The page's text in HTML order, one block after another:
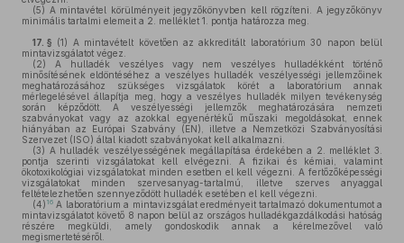
(5) A mintavétel körülményeit jegyzőkönyvben kell rögzíteni. A jegyzőkönyv
minimális tartalmi elemeit a 2. melléklet 1. pontja határozza meg.
17. § (1) A mintavételt követően az akkreditált laboratórium 30 napon belül
mintavizsgálatot végez.
(2) A hulladék veszélyes vagy nem veszélyes hulladékként történő
minősítésének eldöntéséhez a veszélyes hulladék veszélyességi jellemzőinek
meghatározásához szükséges vizsgálatok körét a laboratórium annak
mérlegelésével állapítja meg, hogy a veszélyes hulladék milyen tevékenység
során képződött. A veszélyességi jellemzők meghatározására nemzeti
szabványokat vagy az azokkal egyenértékű műszaki megoldásokat, ennek
hiányában az Európai Szabvány (EN), illetve a Nemzetközi Szabványosítási
Szervezet (ISO) által kiadott szabványokat kell alkalmazni.
(3) A hulladék veszélyességének megállapítása érdekében a 2. melléklet 3.
pontja szerinti vizsgálatokat kell elvégezni. A fizikai és kémiai, valamint
ökotoxikológiai vizsgálatokat minden esetben el kell végezni. A fertőzőképességi
vizsgálatokat minden szervesanyag-tartalmú, illetve szerves anyaggal
feltételezhetően szennyeződött hulladék esetében el kell végezni.
(4) 16 A laboratórium a mintavizsgálat eredményeit tartalmazó dokumentumot a
mintavizsgálatot követő 8 napon belül az országos hulladékgazdálkodási hatóság
részére megküldi, amely gondoskodik annak a kérelmezővel való
megismertetéséről.